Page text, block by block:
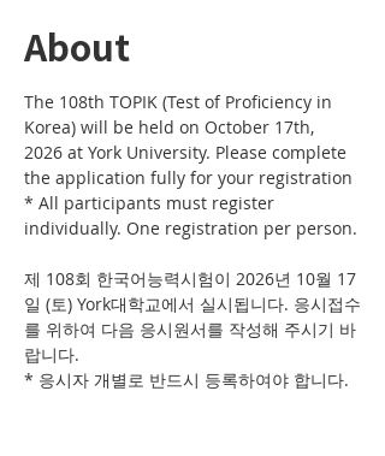
About
The 108th TOPIK (Test of Proficiency in
Korea) will be held on October 17th,
2026 at York University. Please complete
the application fully for your registration
* All participants must register
individually. One registration per person.
제 108회 한국어능력시험이 2026년 10월 17
일 (토) York대학교에서 실시됩니다. 응시접수
를 위하여 다음 응시원서를 작성해 주시기 바
랍니다.
* 응시자 개별로 반드시 등록하여야 합니다.